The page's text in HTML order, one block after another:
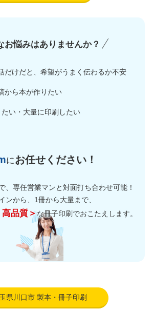
お悩みはありませんか？
だけだと、希望がうまく伝わるか不安
から本が作りたい
い・大量に印刷したい
にお任せください！
、専任営業マンと対面打ち合わせ可能！
ンから、1冊から大量まで、
高品質＞な冊子印刷でおこたえします。
県川口市 製本・冊子印刷